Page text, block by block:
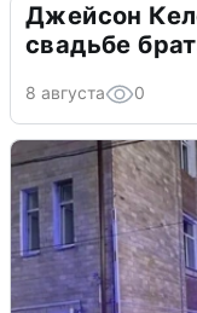
Джейсон
свадьбе
8 августа 0